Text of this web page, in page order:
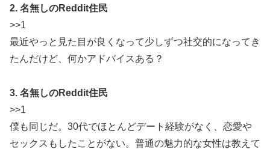
2. 名無しのReddit住民
>>1
最近やっと見た目が良くなって少しずつ社交的になってき
たんだけど、何かアドバイスある？
3. 名無しのReddit住民
>>1
僕も同じだ。30代でほとんどデート経験がなく、恋愛や
セックスもしたことがない。普通の魅力的な女性は教えて